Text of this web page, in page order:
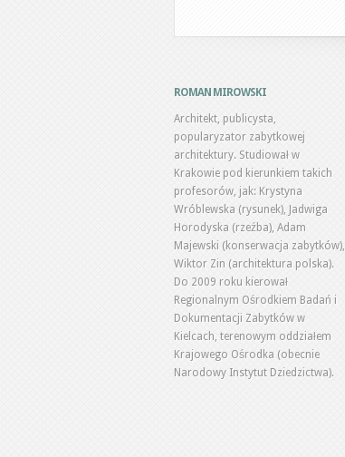
ROMAN MIROWSKI
Architekt, publicysta,
popularyzator zabytkowej
architektury. Studiował w
Krakowie pod kierunkiem takich
profesorów, jak: Krystyna
Wróblewska (rysunek), Jadwiga
Horodyska (rzeźba), Adam
Majewski (konserwacja zabytków),
Wiktor Zin (architektura polska).
Do 2009 roku kierował
Regionalnym Ośrodkiem Badań i
Dokumentacji Zabytków w
Kielcach, terenowym oddziałem
Krajowego Ośrodka (obecnie
Narodowy Instytut Dziedzictwa).